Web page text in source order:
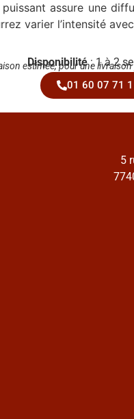
assure une
varier l’intensité
Disponibilité: 1 à 2
estimée, pour une
01 60 07 71
5